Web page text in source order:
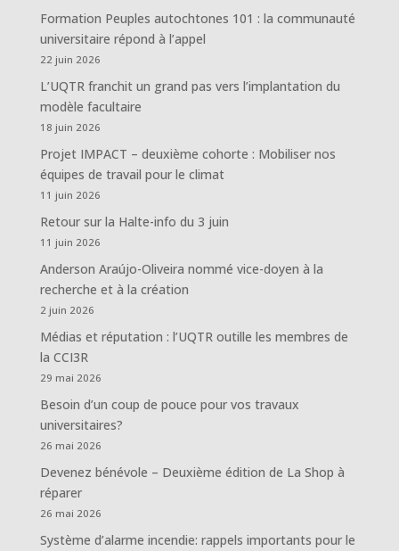
Formation Peuples autochtones 101 : la communauté
universitaire répond à l’appel
22 juin 2026
L’UQTR franchit un grand pas vers l’implantation du
modèle facultaire
18 juin 2026
Projet IMPACT – deuxième cohorte : Mobiliser nos
équipes de travail pour le climat
11 juin 2026
Retour sur la Halte-info du 3 juin
11 juin 2026
Anderson Araújo-Oliveira nommé vice-doyen à la
recherche et à la création
2 juin 2026
Médias et réputation : l’UQTR outille les membres de
la CCI3R
29 mai 2026
Besoin d’un coup de pouce pour vos travaux
universitaires?
26 mai 2026
Devenez bénévole – Deuxième édition de La Shop à
réparer
26 mai 2026
Système d’alarme incendie: rappels importants pour le